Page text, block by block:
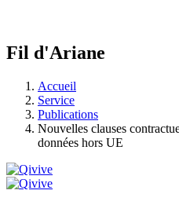
Fil d'Ariane
Accueil
Service
Publications
Nouvelles clauses
données hors UE